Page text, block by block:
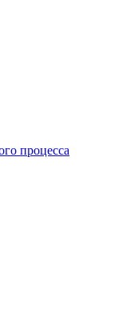
процесса